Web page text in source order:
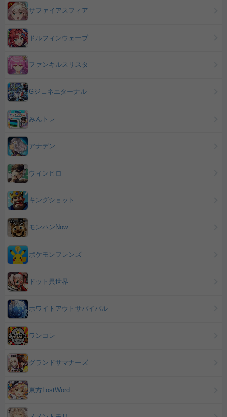
サファイアスフィア
ドルフィンウェーブ
ファンキルスリスタ
Gジェネエターナル
みんトレ
アナデン
ウィンヒロ
キングショット
モンハンNow
ポケモンフレンズ
ドット異世界
ホワイトアウトサバイバル
ワンコレ
グランドサマナーズ
東方LostWord